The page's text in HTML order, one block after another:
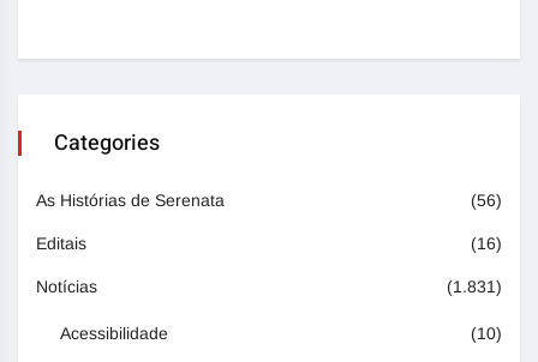
Categories
As Histórias de Serenata (56)
Editais (16)
Notícias (1.831)
Acessibilidade (10)